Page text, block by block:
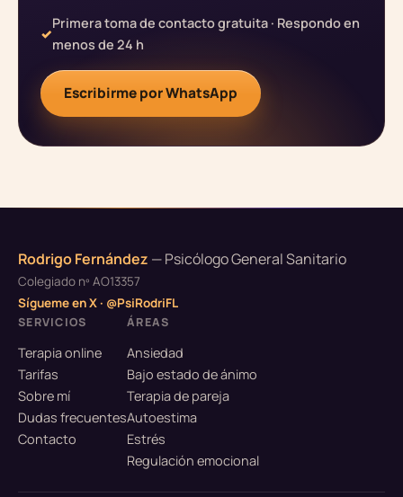
Primera toma de contacto gratuita · Respondo en
menos de 24 h
Escribirme por WhatsApp
Rodrigo Fernández — Psicólogo General Sanitario
Colegiado nº AO13357
Sígueme en X · @PsiRodriFL
SERVICIOS
Terapia online
Tarifas
Sobre mí
Dudas frecuentes
Contacto
ÁREAS
Ansiedad
Bajo estado de ánimo
Terapia de pareja
Autoestima
Estrés
Regulación emocional